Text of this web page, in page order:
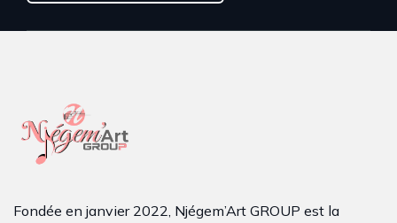
Fondée en janvier 2022, Njégem’Art GROUP est la